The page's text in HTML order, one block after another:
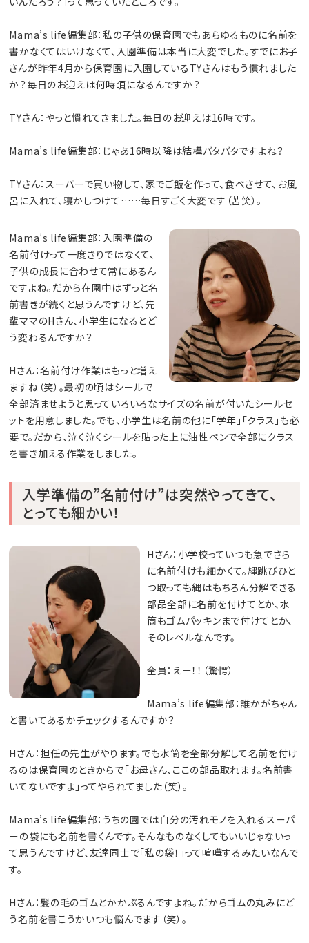
Mama’s life編集部：私の子供の保育園でもあらゆるものに名前を
書かなくてはいけなくて、入園準備は本当に大変でした。すでにお子
さんが昨年4月から保育園に入園しているTYさんはもう慣れました
か？毎日のお迎えは何時頃になるんですか？
TYさん：やっと慣れてきました。毎日のお迎えは16時です。
Mama’s life編集部：じゃあ16時以降は結構バタバタですよね？
TYさん：スーパーで買い物して、家でご飯を作って、食べさせて、お風
呂に入れて、寝かしつけて……毎日すごく大変です（苦笑）。
Mama’s life編集部：入園準備の
名前付けって一度きりではなくて、
子供の成長に合わせて常にあるん
ですよね。だから在園中はずっと名
前書きが続くと思うんですけど、先
輩ママのHさん、小学生になるとど
う変わるんですか？
Hさん：名前付け作業はもっと増え
ますね（笑）。最初の頃はシールで
全部済ませようと思っていろいろなサイズの名前が付いたシールセ
ットを用意しました。でも、小学生は名前の他に「学年」「クラス」も必
要で。だから、泣く泣くシールを貼った上に油性ペンで全部にクラス
を書き加える作業をしました。
入学準備の”名前付け”は突然やってきて、
とっても細かい！
Hさん：小学校っていつも急でさら
に名前付けも細かくて。縄跳びひと
つ取っても縄はもちろん分解できる
部品全部に名前を付けてとか、水
筒もゴムパッキンまで付けてとか、
そのレベルなんです。
全員：えー！！（驚愕）
Mama’s life編集部：誰かがちゃん
と書いてあるかチェックするんですか？
Hさん：担任の先生がやります。でも水筒を全部分解して名前を付け
るのは保育園のときからで「お母さん、ここの部品取れます。名前書
いてないですよ」ってやられてました（笑）。
Mama’s life編集部：うちの園では自分の汚れモノを入れるスーパ
ーの袋にも名前を書くんです。そんなものなくしてもいいじゃないっ
て思うんですけど、友達同士で「私の袋！」って喧嘩するみたいなんで
す。
Hさん：髪の毛のゴムとかかぶるんですよね。だからゴムの丸みにど
う名前を書こうかいつも悩んでます（笑）。